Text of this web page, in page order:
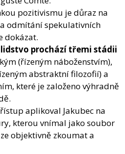
pozitivismu je důraz na
odmítání spekulativních
dokázat.
prochází třemi stádii
(řízeným náboženstvím),
abstraktní filozofií) a
které je založeno výhradně
aplikoval Jakubec na
kterou vnímal jako soubor
objektivně zkoumat a